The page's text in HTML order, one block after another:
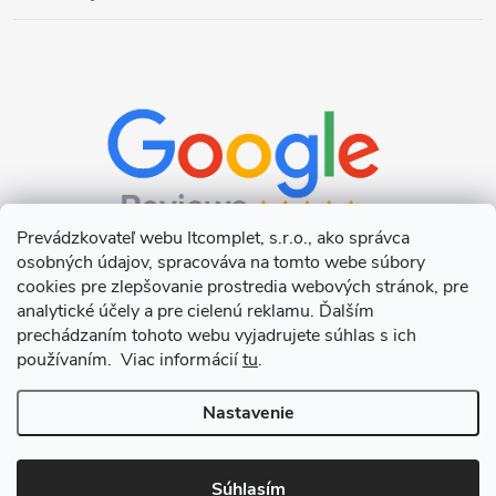
Prevádzkovateľ webu Itcomplet, s.r.o., ako správca
osobných údajov, spracováva na tomto webe súbory
cookies pre zlepšovanie prostredia webových stránok, pre
analytické účely a pre cielenú reklamu. Ďalším
prechádzaním tohoto webu vyjadrujete súhlas s ich
používaním. Viac informáciítu.
Nastavenie
Súhlasím
Copyright 2026Itcomplet s.r.o.. Všetky práva vyhradené.Upraviť
nastavenie cookies